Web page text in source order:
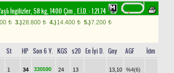
İngilizler, 58 kg, 1400 Çim,E.İ.D. :1.21.74
t 3.)28.800 t 4.)14.400 t 5.)7.200 t
St HP Son 6 Y. KGS s20 En İyi D. Gny AGF İdm
1 34 330590 24 13 13,10 %4(6)